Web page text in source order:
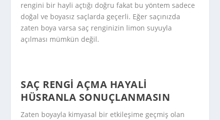
rengini bir hayli açtığı doğru fakat bu yöntem sadece
doğal ve boyasız saçlarda geçerli. Eğer saçınızda
zaten boya varsa saç renginizin limon suyuyla
açılması mümkün değil.
SAÇ RENGI AÇMA HAYALI
HÜSRANLA SONUÇLANMASIN
Zaten boyayla kimyasal bir etkileşime geçmiş olan